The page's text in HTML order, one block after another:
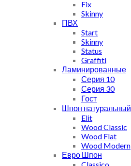
Fix
Skinny
ПВХ
Start
Skinny
Status
Graffiti
Ламинированные
Серия 10
Серия 30
Гост
Шпон натуральный
Elit
Wood Classic
Wood Flat
Wood Modern
Евро Шпон